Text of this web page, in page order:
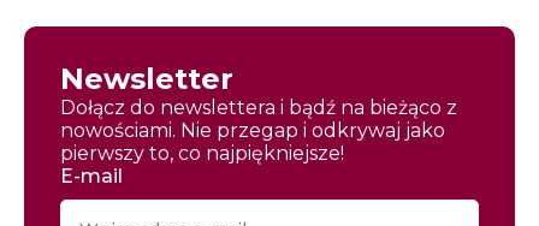
Newsletter
Dołącz do newslettera i bądź na bieżąco z
nowościami. Nie przegap i odkrywaj jako
pierwszy to, co najpiękniejsze!
E-mail